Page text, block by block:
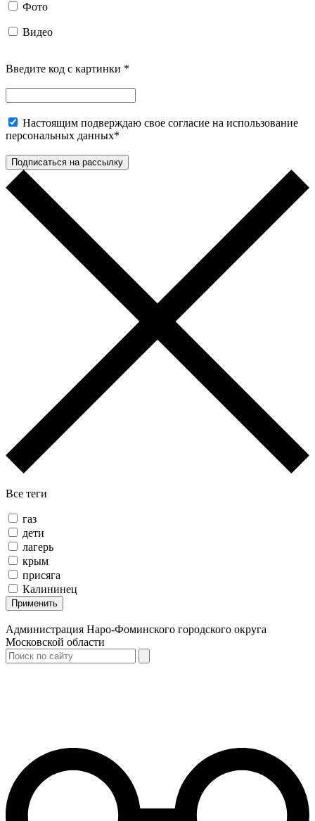
Фото
Видео
Введите код с картинки *
Настоящим подверждаю свое согласие на использование
персональных данных*
Подписаться на рассылку
Все теги
газ
дети
лагерь
крым
присяга
Калининец
Применить
Администрация Наро-Фоминского городского округа
Московской области